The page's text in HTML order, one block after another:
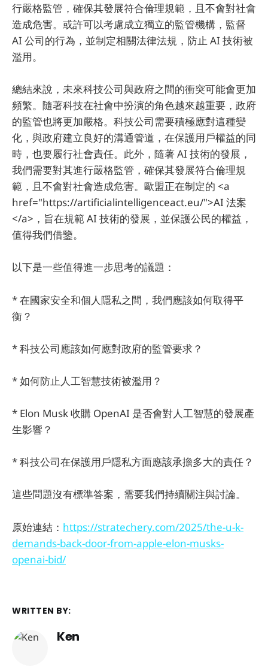
行嚴格監管，確保其發展符合倫理規範，且不會對社會
造成危害。或許可以考慮成立獨立的監管機構，監督
AI 公司的行為，並制定相關法律法規，防止 AI 技術被
濫用。
總結來說，未來科技公司與政府之間的衝突可能會更加
頻繁。隨著科技在社會中扮演的角色越來越重要，政府
的監管也將更加嚴格。科技公司需要積極應對這種變
化，與政府建立良好的溝通管道，在保護用戶權益的同
時，也要履行社會責任。此外，隨著 AI 技術的發展，
我們需要對其進行嚴格監管，確保其發展符合倫理規
範，且不會對社會造成危害。歐盟正在制定的 <a
href="https://artificialintelligenceact.eu/">AI 法案
</a>，旨在規範 AI 技術的發展，並保護公民的權益，
值得我們借鑒。
以下是一些值得進一步思考的議題：
* 在國家安全和個人隱私之間，我們應該如何取得平
衡？
* 科技公司應該如何應對政府的監管要求？
* 如何防止人工智慧技術被濫用？
* Elon Musk 收購 OpenAI 是否會對人工智慧的發展產
生影響？
* 科技公司在保護用戶隱私方面應該承擔多大的責任？
這些問題沒有標準答案，需要我們持續關注與討論。
原始連結： https://stratechery.com/2025/the-u-k-
demands-back-door-from-apple-elon-musks-
openai-bid/
WRITTEN BY:
Ken